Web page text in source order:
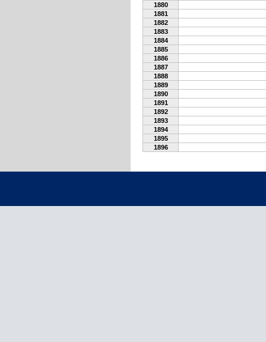
1880
1881
1882
1883
1884
1885
1886
1887
1888
1889
1890
1891
1892
1893
1894
1895
1896